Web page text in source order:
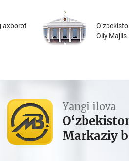
axborot-
Oliy Majlis
Yangi ilova
Markaziy